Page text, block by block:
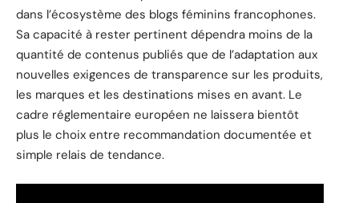
dans l’écosystème des blogs féminins francophones.
Sa capacité à rester pertinent dépendra moins de la
quantité de contenus publiés que de l’adaptation aux
nouvelles exigences de transparence sur les produits,
les marques et les destinations mises en avant. Le
cadre réglementaire européen ne laissera bientôt
plus le choix entre recommandation documentée et
simple relais de tendance.